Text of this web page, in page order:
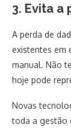
3. Evita a
A perda de
existentes em
manual. Não
hoje pode
Novas
toda a gestão